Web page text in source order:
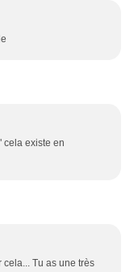
cela existe en
Tu as une très